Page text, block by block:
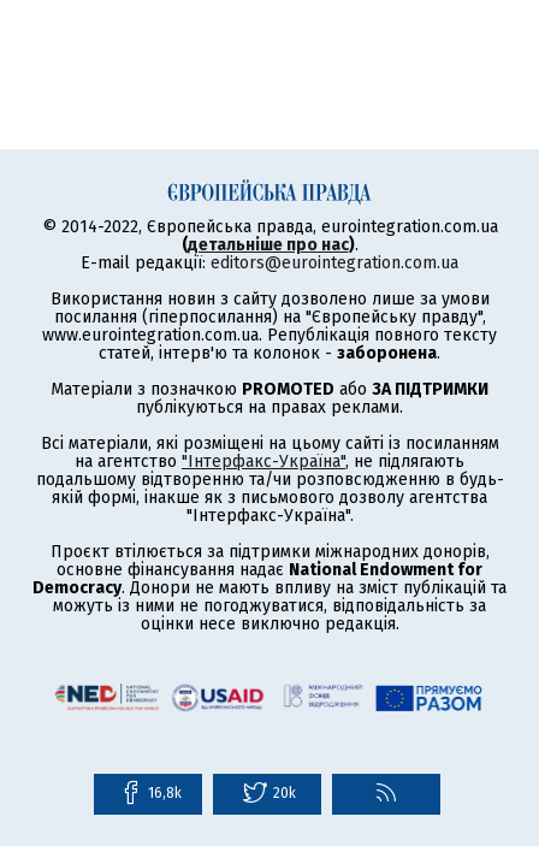
© 2014-2022, Європейська правда, eurointegration.com.ua
(детальніше про нас).
E-mail редакції: editors@eurointegration.com.ua
Використання новин з сайту дозволено лише за умови
посилання (гіперпосилання) на "Європейську правду",
www.eurointegration.com.ua. Републікація повного тексту
статей, інтерв'ю та колонок - заборонена.
Матеріали з позначкою PROMOTED або ЗА ПІДТРИМКИ
публікуються на правах реклами.
Всі матеріали, які розміщені на цьому сайті із посиланням
на агентство "Інтерфакс-Україна", не підлягають
подальшому відтворенню та/чи розповсюдженню в будь-
якій формі, інакше як з письмового дозволу агентства
"Інтерфакс-Україна".
Проєкт втілюється за підтримки міжнародних донорів,
основне фінансування надає National Endowment for
Democracy. Донори не мають впливу на зміст публікацій та
можуть із ними не погоджуватися, відповідальність за
оцінки несе виключно редакція.
16,8k 20k